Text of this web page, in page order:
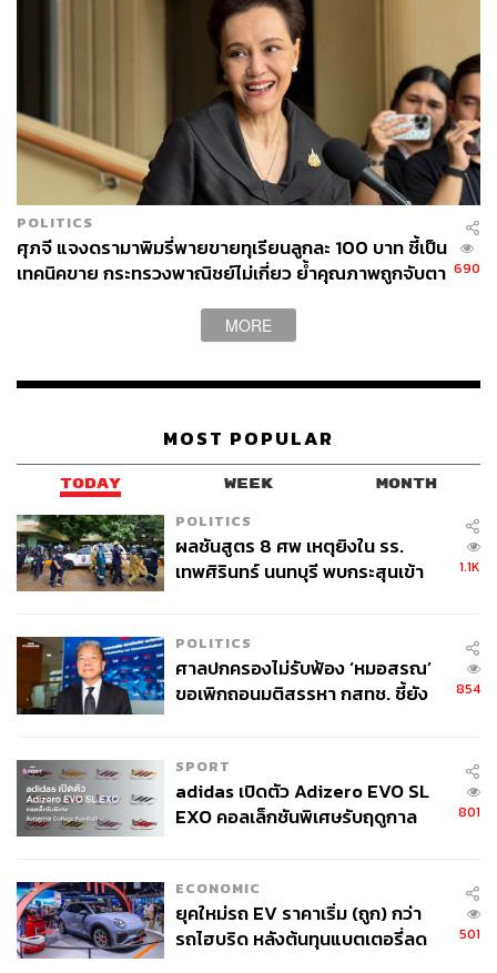
POLITICS
ศุภจี แจงดรามาพิมรี่พายขายทุเรียนลูกละ 100 บาท ชี้เป็น
เทคนิคขาย กระทรวงพาณิชย์ไม่เกี่ยว ย้ำคุณภาพถูกจับตา 690
MORE
MOST POPULAR
TODAY WEEK MONTH
POLITICS
ผลชันสูตร 8 ศพ เหตุยิงใน รร.
เทพศิรินทร์ นนทบุรี พบกระสุนเข้า
1.1K
POLITICS
ศาลปกครองไม่รับฟ้อง ‘หมอสรณ’
ขอเพิกถอนมติสรรหา กสทช. ชี้ยัง
854
SPORT
adidas เปิดตัว Adizero EVO SL
EXO คอลเล็กชันพิเศษรับฤดูกาล
801
ECONOMIC
ยุคใหม่รถ EV ราคาเริ่ม (ถูก) กว่า
รถไฮบริด หลังต้นทุนแบตเตอรี่ลด
501